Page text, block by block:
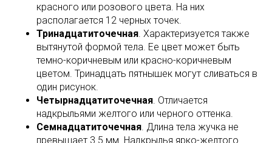
красного или розового цвета. На них
располагается 12 черных точек.
Тринадцатиточечная . Характеризуется также
вытянутой формой тела. Ее цвет может быть
темно-коричневым или красно-коричневым
цветом. Тринадцать пятнышек могут сливаться в
один рисунок.
Четырнадцатиточечная . Отличается
надкрыльями желтого или черного оттенка.
Семнадцатиточечная . Длина тела жучка не
превышает 3.5 мм. Надкрылья ярко-желтого